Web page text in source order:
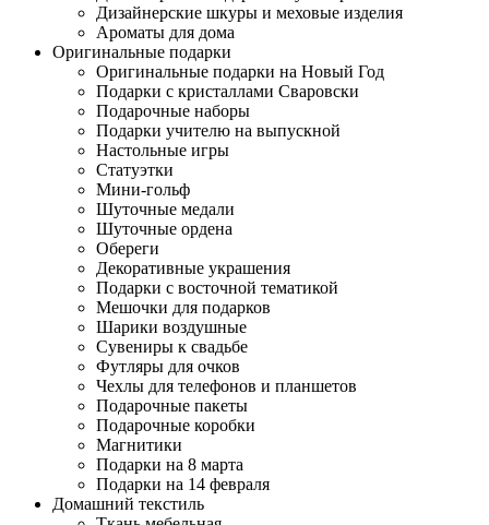
Дизайнерские шкуры и меховые изделия
Ароматы для дома
Оригинальные подарки
Оригинальные подарки на Новый Год
Подарки с кристаллами Сваровски
Подарочные наборы
Подарки учителю на выпускной
Настольные игры
Статуэтки
Мини-гольф
Шуточные медали
Шуточные ордена
Обереги
Декоративные украшения
Подарки с восточной тематикой
Мешочки для подарков
Шарики воздушные
Сувениры к свадьбе
Футляры для очков
Чехлы для телефонов и планшетов
Подарочные пакеты
Подарочные коробки
Магнитики
Подарки на 8 марта
Подарки на 14 февраля
Домашний текстиль